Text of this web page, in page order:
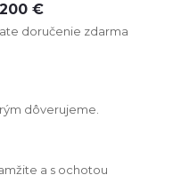
€
doručenie zdarma
dôverujeme.
a s ochotou